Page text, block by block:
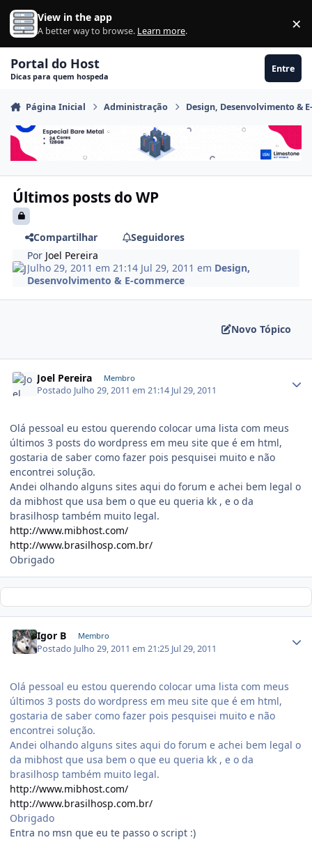
Ir para conteúdo
View in the app
A better way to browse. Learn more. ×
Portal do Host
Dicas para quem hospeda
Entre
Página Inicial Administração Design, Desenvolvimento &
Últimos posts do WP
Compartilhar
Seguidores
Por Joel Pereira
Julho 29, 2011 em 21:14 Jul 29, 2011 em Design,
Desenvolvimento & E-commerce
Novo Tópico
Joel Pereira Membro
Postado Julho 29, 2011 em 21:14 Jul 29, 2011
Olá pessoal eu estou querendo colocar uma lista com meus
últimos 3 posts do wordpress em meu site que é em html,
gostaria de saber como fazer pois pesquisei muito e não
encontrei solução.
Andei olhando alguns sites aqui do forum e achei bem legal o
da mibhost que usa bem o que eu queria kk , e o da
brasilhosp também muito legal.
http://www.mibhost.com/
http://www.brasilhosp.com.br/
Obrigado
Igor B Membro
Postado Julho 29, 2011 em 21:25 Jul 29, 2011
Olá pessoal eu estou querendo colocar uma lista com meus
últimos 3 posts do wordpress em meu site que é em html,
gostaria de saber como fazer pois pesquisei muito e não
encontrei solução.
Andei olhando alguns sites aqui do forum e achei bem legal o
da mibhost que usa bem o que eu queria kk , e o da
brasilhosp também muito legal.
http://www.mibhost.com/
http://www.brasilhosp.com.br/
Obrigado
Entra no msn que eu te passo o script :)